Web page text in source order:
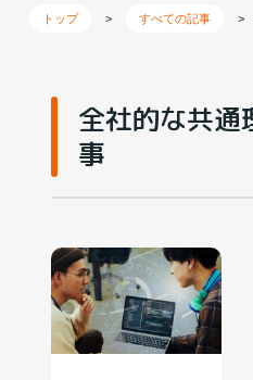
トップ > すべての記事 >
全社的な共通
事